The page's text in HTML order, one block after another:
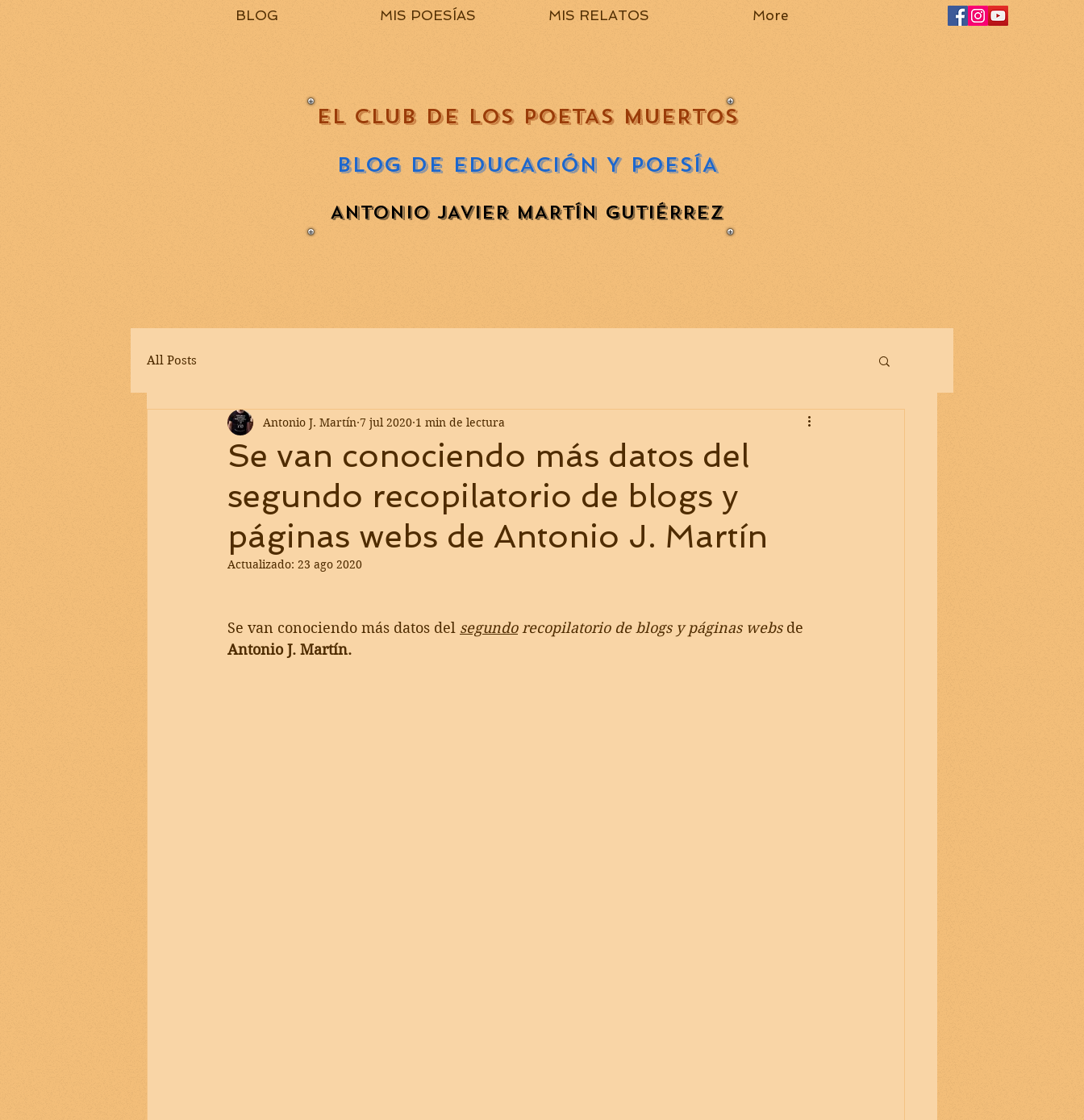
EL CLUB DE LOS POETAS MUERTOS
BLOG DE EDUCACIÓN Y POESÍA
ANTONIO JAVIER MARTÍN GUTIÉRREZ
BLOG MIS POESÍAS MIS RELATOS More
All Posts
Se van conociendo más datos del
segundo recopilatorio de blogs y
páginas webs de Antonio J. Martín
Antonio J. Martín 7 jul 2020 1 min de lectura
Actualizado: 23 ago 2020
Se van conociendo más datos del segundo recopilatorio de blogs y páginas webs de
Antonio J. Martín.